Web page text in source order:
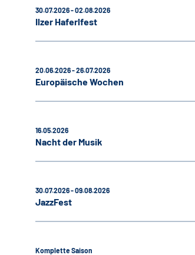
30.07.2026 - 02.08.2026
Ilzer Haferlfest
20.06.2026 - 26.07.2026
Europäische Wochen
16.05.2026
Nacht der Musik
30.07.2026 - 09.08.2026
JazzFest
Komplette Saison